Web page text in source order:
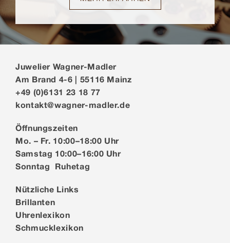
Juwelier Wagner-Madler
Am Brand 4-6 | 55116 Mainz
+49 (0)6131 23 18 77
kontakt@wagner-madler.de
Öffnungszeiten
Mo. – Fr. 10:00–18:00 Uhr
Samstag 10:00–16:00 Uhr
Sonntag Ruhetag
Nützliche Links
Brillanten
Uhrenlexikon
Schmucklexikon